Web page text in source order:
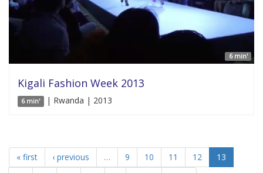
6 min'
Kigali Fashion Week 2013
6 min' | Rwanda | 2013
« first ‹ previous … 9 10 11 12
13